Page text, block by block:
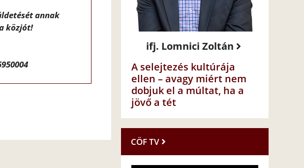
annak
közjót!
ifj. Lomnici Zoltán
A selejtezés kultúrája
ellen – avagy miért nem
dobjuk el a múltat, ha a
jövő a tét
CÖF TV